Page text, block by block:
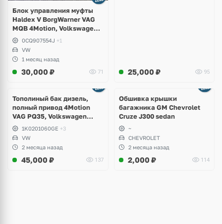
Блок управления муфты
Haldex V BorgWarner VAG
MQB 4Motion, Volkswagen
Tiguan
0CQ907554J +1
VW
1 месяц назад
30,000 ₽ 71 25,000 ₽ 95
Тополиный бак дизель,
полный привод 4Motion
VAG PQ35, Volkswagen
Scirocco, Golf V, VI, Skoda
Yeti, Octavia A5, Superb,
Audi A3, Seat Altea
1K0201060GE +3
VW
2 месяца назад
45,000 ₽ 137
Обшивка крышки
багажника GM Chevrolet
Cruze J300 sedan
~
CHEVROLET
2 месяца назад
2,000 ₽ 114